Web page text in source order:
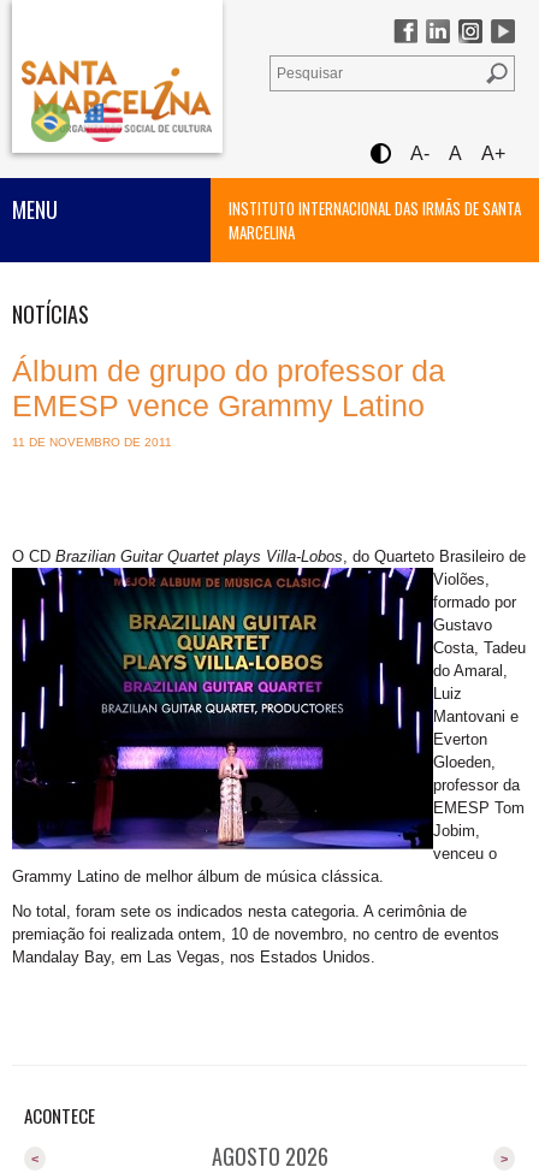
A- A A+
INSTITUTO INTERNACIONAL DAS IRMÃS DE SANTA
MARCELINA
MENU
NOTÍCIAS
Álbum de grupo do professor da
EMESP vence Grammy Latino
11 DE NOVEMBRO DE 2011
O CD Brazilian Guitar Quartet plays Villa-Lobos, do Quarteto Brasileiro de
Violões,
formado por
Gustavo
Costa, Tadeu
do Amaral,
Luiz
Mantovani e
Everton
Gloeden,
professor da
EMESP Tom
Jobim,
venceu o
Grammy Latino de melhor álbum de música clássica.
No total, foram sete os indicados nesta categoria. A cerimônia de
premiação foi realizada ontem, 10 de novembro, no centro de eventos
Mandalay Bay, em Las Vegas, nos Estados Unidos.
ACONTECE
AGOSTO 2026 >
<